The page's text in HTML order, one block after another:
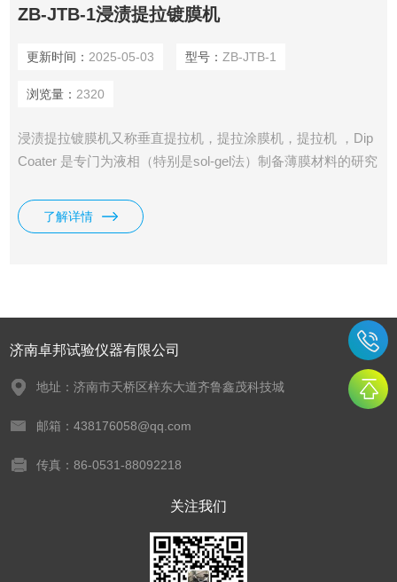
ZB-JTB-1浸渍提拉镀膜机
更新时间： 2025-05-03 型号： ZB-JTB-1
浏览量： 2320
浸渍提拉镀膜机又称垂直提拉机，提拉涂膜机，提拉机 ，Dip
Coater 是专门为液相（特别是sol-gel法）制备薄膜材料的研究
提拉高度、浸渍时间、镀膜次数（多次多层镀膜）、镀膜间隔
时间均连续可调、精密控制。
了解详情
济南卓邦试验仪器有限公司
地址：济南市天桥区梓东大道齐鲁鑫茂科技城
邮箱：438176058@qq.com
传真：86-0531-88092218
关注我们